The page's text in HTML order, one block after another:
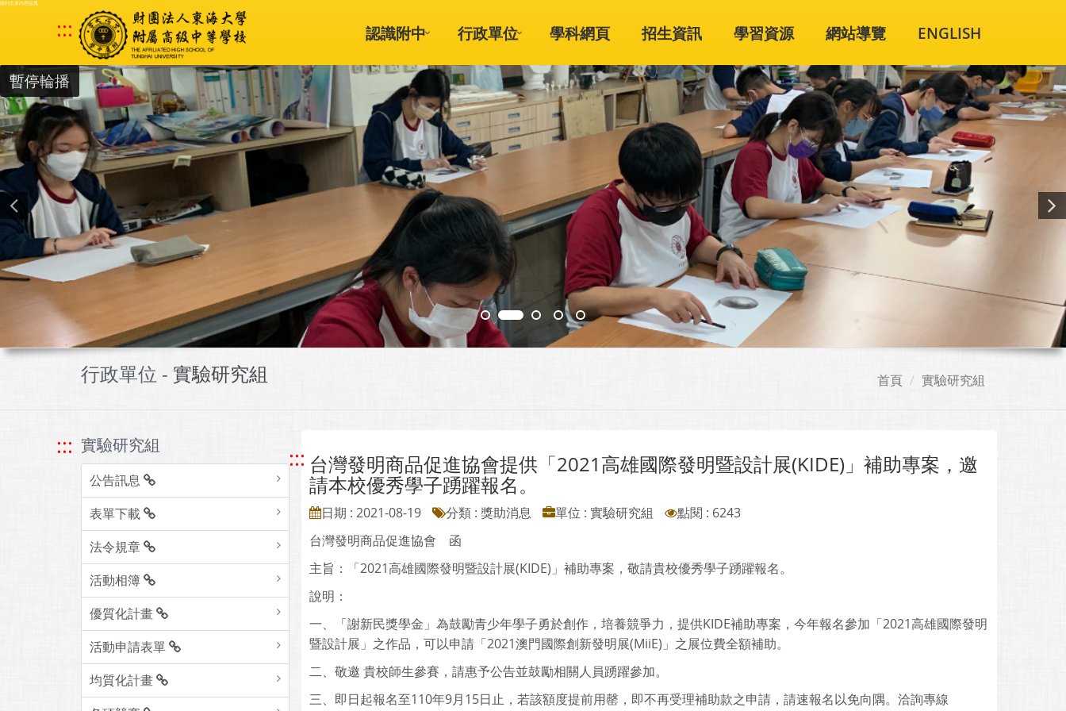
跳到主要內容區塊
::: 認識附中 行政單位 學科網頁 招生資訊 學習資源 網站導覽 ENGLISH
暫停輪播
行政單位 - 實驗研究組 首頁 實驗研究組
::: 實驗研究組
公告訊息
表單下載
法令規章
活動相簿
優質化計畫
活動申請表單
均質化計畫
::: 台灣發明商品促進協會提供「2021高雄國際發明暨設計展(KIDE)」補助專案，邀
請本校優秀學子踴躍報名。
日期 : 2021-08-19 分類 : 獎助消息 單位 : 實驗研究組
點閱 : 6243
台灣發明商品促進協會 函
主旨：「2021高雄國際發明暨設計展(KIDE)」補助專案，敬請貴校優秀學子踴躍報名。
說明：
一、「謝新民獎學金」為鼓勵青少年學子勇於創作，培養競爭力，提供KIDE補助專案，今年報名參加「2021高雄國際發明
暨設計展」之作品，可以申請「2021澳門國際創新發明展(MiiE)」之展位費全額補助。
二、敬邀 貴校師生參賽，請惠予公告並鼓勵相關人員踴躍參加。
三、即日起報名至110年9月15日止，若該額度提前用罄，即不再受理補助款之申請，請速報名以免向隅。洽詢專線